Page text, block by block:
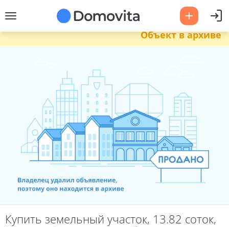
Объект в архиве
Купить земельный участок, 13.82 соток,